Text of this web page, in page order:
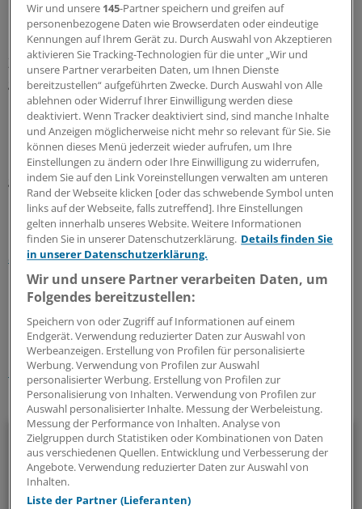
Genau die werden nun seit fünf Jahren von BA und
Deutscher Gesellschaft für internationale
Zusammenarbeit für den deutschen Arbeitsmarkt fit
gemacht. So konnten allein mit diesem Projekt 1300
Pflegekräfte vermittelt werden.
Klar ist, dass auch das nur Teil der Lösung sein kann.
Fachkräfte werden händeringend gesucht: 15.300
gemeldete Stellen in der Altenpflege und 12.100 in der
Krankenpflege. Immerhin – ein kleiner Schritt voran.
Lesen Sie dazu auch:Personal: Doppelt so viele
ausländische Pflegekräfte wie noch 2013
Schlagworte:
Pflege Bedarfsplanung Berufspolitik
Ihr Newsletter zum Thema
Politik & Debatte
Mit diesem Newsletter blicken Sie hinter das tägliche
Geschehen in der Gesundheitspolitik. Mit Analysen,
Wir und unsere 145-Partner speichern und greifen auf
personenbezogene Daten wie Browserdaten oder eindeutige
Kennungen auf Ihrem Gerät zu. Durch Auswahl von Akzeptieren
aktivieren Sie Tracking-Technologien für die unter „Wir und
unsere Partner verarbeiten Daten, um Ihnen Dienste
bereitzustellen“ aufgeführten Zwecke. Durch Auswahl von Alle
ablehnen oder Widerruf Ihrer Einwilligung werden diese
deaktiviert. Wenn Tracker deaktiviert sind, sind manche Inhalte
und Anzeigen möglicherweise nicht mehr so relevant für Sie. Sie
können dieses Menü jederzeit wieder aufrufen, um Ihre
Einstellungen zu ändern oder Ihre Einwilligung zu widerrufen,
indem Sie auf den Link Voreinstellungen verwalten am unteren
Rand der Webseite klicken [oder das schwebende Symbol unten
links auf der Webseite, falls zutreffend]. Ihre Einstellungen
gelten innerhalb unseres Website. Weitere Informationen
finden Sie in unserer Datenschutzerklärung. Details finden Sie
in unserer Datenschutzerklärung.
Wir und unsere Partner verarbeiten Daten, um
Folgendes bereitzustellen:
Speichern von oder Zugriff auf Informationen auf einem
Endgerät. Verwendung reduzierter Daten zur Auswahl von
Werbeanzeigen. Erstellung von Profilen für personalisierte
Werbung. Verwendung von Profilen zur Auswahl
personalisierter Werbung. Erstellung von Profilen zur
Personalisierung von Inhalten. Verwendung von Profilen zur
Auswahl personalisierter Inhalte. Messung der Werbeleistung.
Messung der Performance von Inhalten. Analyse von
Zielgruppen durch Statistiken oder Kombinationen von Daten
aus verschiedenen Quellen. Entwicklung und Verbesserung der
Angebote. Verwendung reduzierter Daten zur Auswahl von
Inhalten.
Liste der Partner (Lieferanten)